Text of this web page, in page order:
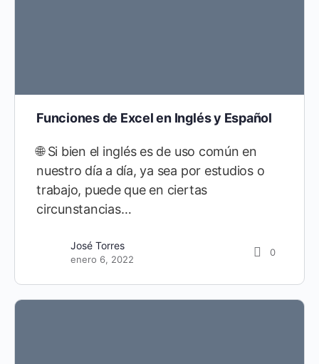
Funciones de Excel en Inglés y Español
🌐 Si bien el inglés es de uso común en
nuestro día a día, ya sea por estudios o
trabajo, puede que en ciertas
circunstancias…
José Torres
enero 6, 2022
0